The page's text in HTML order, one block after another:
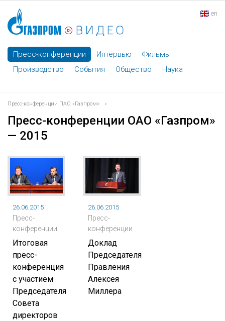
en
Пресс-конференции Интервью
Фильмы
Производство
События Общество Наука
Пресс-конференции ПАО «Газпром» ›
Пресс-конференции ОАО «Газпром»
— 2015
26.06.2015
Пресс-
конференции
Итоговая
пресс-
конференция
с участием
Председателя
Совета
директоров
26.06.2015
Пресс-
конференции
Доклад
Председателя
Правления
Алексея
Миллера